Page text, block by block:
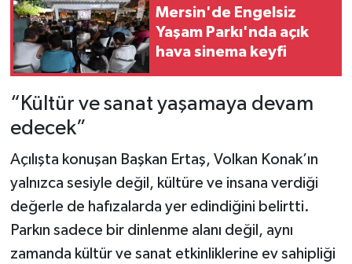
Mersin'de Engelsiz
Yaşam Parkı'nda açık
hava sinema keyfi
“Kültür ve sanat yaşamaya devam
edecek”
Açılışta konuşan Başkan Ertaş, Volkan Konak’ın
yalnızca sesiyle değil, kültüre ve insana verdiği
değerle de hafızalarda yer edindiğini belirtti.
Parkın sadece bir dinlenme alanı değil, aynı
zamanda kültür ve sanat etkinliklerine ev sahipliği